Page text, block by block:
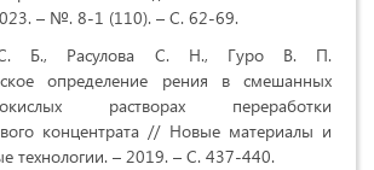
– №. 8-1 (110). – С. 62-69.
Б., Расулова С. Н., Гуро В. П.
определение рения в смешанных
растворах переработки
концентрата // Новые материалы и
технологии. – 2019. – С. 437-440.